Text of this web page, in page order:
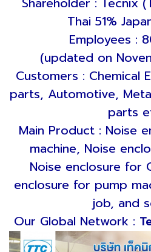
Thai 51%
Employees :
(updated on
Customers : Chemical
parts, Automotive,
parts
Main Product : Noise
machine, Noise
Noise enclosure for
enclosure for pump
job, and
Our Global Network :